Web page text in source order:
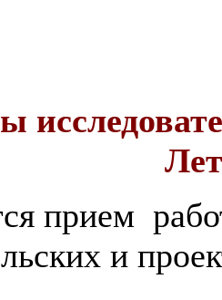
прием
и